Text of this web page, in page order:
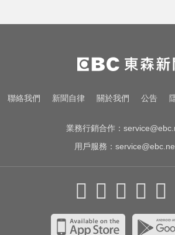
侵中部西南空域
緯創2度延後發放股利成首例
會要求集保證交所了解
尼斯湖水怪又現身！遊湖拍
聯絡我們 新聞自律 關於我們 公告
業務行銷合作：
用戶服務：